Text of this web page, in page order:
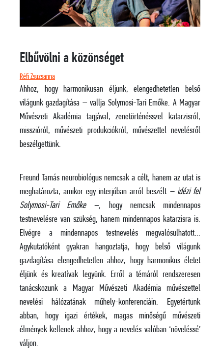
Elbűvölni a közönséget
Réfi Zsuzsanna
Ahhoz, hogy harmonikusan éljünk, elengedhetetlen belső
világunk gazdagítása – vallja Solymosi-Tari Emőke. A Magyar
Művészeti Akadémia tagjával, zenetörténésszel katarzisról,
misszióról, művészeti produkciókról, művészettel nevelésről
beszélgettünk.
Freund Tamás neurobiológus nemcsak a célt, hanem az utat is
meghatározta, amikor egy interjúban arról beszélt – idézi fel
Solymosi-Tari Emőke –, hogy nemcsak mindennapos
testnevelésre van szükség, hanem mindennapos katarzisra is.
Elvégre a mindennapos testnevelés megvalósulhatott…
Agykutatóként gyakran hangoztatja, hogy belső világunk
gazdagítása elengedhetetlen ahhoz, hogy harmonikus életet
éljünk és kreatívak legyünk. Erről a témáról rendszeresen
tanácskozunk a Magyar Művészeti Akadémia művészettel
nevelési hálózatának műhely-konferenciáin. Egyetértünk
abban, hogy igazi értékek, magas minőségű művészeti
élmények kellenek ahhoz, hogy a nevelés valóban ‘növeléssé’
váljon.